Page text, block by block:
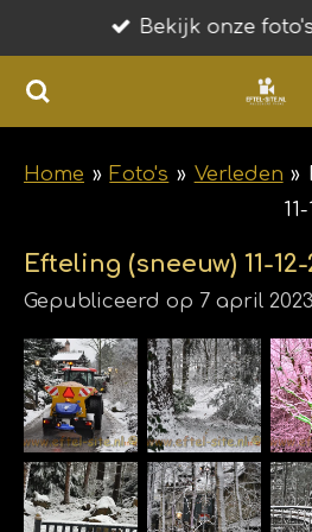
direct
naar
de
hoofdinhoud
Bekijk onze
Home » Foto's » Verleden »
Efteling (sneeuw) 11-12-
Gepubliceerd op 7 april